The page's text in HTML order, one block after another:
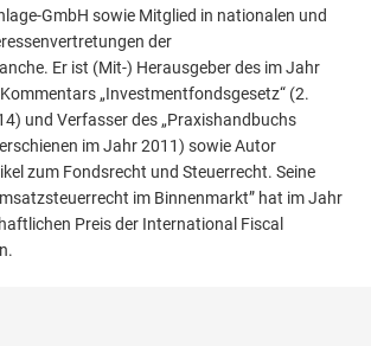
GmbH sowie Mitglied in nationalen und
der
Er ist (Mit-) Herausgeber des im Jahr
„Investmentfondsgesetz“ (2.
und Verfasser des „Praxishandbuchs
im Jahr 2011) sowie Autor
zum Fondsrecht und Steuerrecht. Seine
im Binnenmarkt” hat im Jahr
Preis der International Fiscal